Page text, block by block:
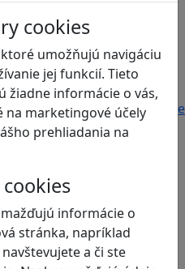
cookies
umožňujú navigáciu
jej funkcií. Tieto
žiadne informácie o vás,
marketingové účely
prehliadania na
informácie o
stránka, napríklad
a či ste
svoje znalosti o
vedných odborov a…